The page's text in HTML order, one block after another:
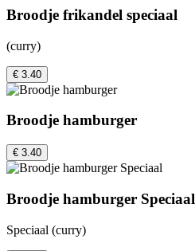
Broodje frikandel speciaal
(curry)
€ 3.40
Broodje hamburger
€ 3.40
Broodje hamburger Speciaal
Speciaal (curry)